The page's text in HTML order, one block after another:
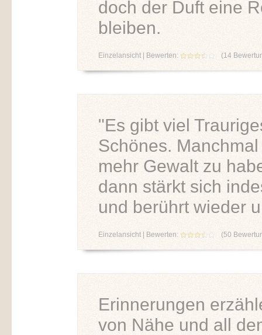
doch der Duft eine
bleiben.
Einzelansicht| Bewerten: (14
"Es gibt viel
Schönes.
mehr Gewalt zu
dann stärkt sich
und berührt wieder
Einzelansicht | Bewerten: (50
Erinnerungen
von Nähe und all